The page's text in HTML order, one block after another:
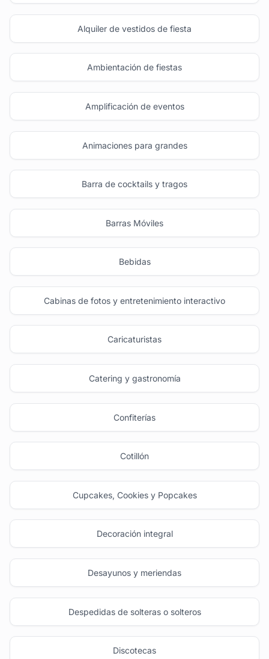
Alquiler de vestidos de fiesta
Ambientación de fiestas
Amplificación de eventos
Animaciones para grandes
Barra de cocktails y tragos
Barras Móviles
Bebidas
Cabinas de fotos y entretenimiento interactivo
Caricaturistas
Catering y gastronomía
Confiterías
Cotillón
Cupcakes, Cookies y Popcakes
Decoración integral
Desayunos y meriendas
Despedidas de solteras o solteros
Discotecas